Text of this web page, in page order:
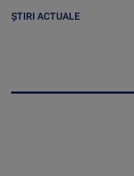
ȘTIRI ACTUALE